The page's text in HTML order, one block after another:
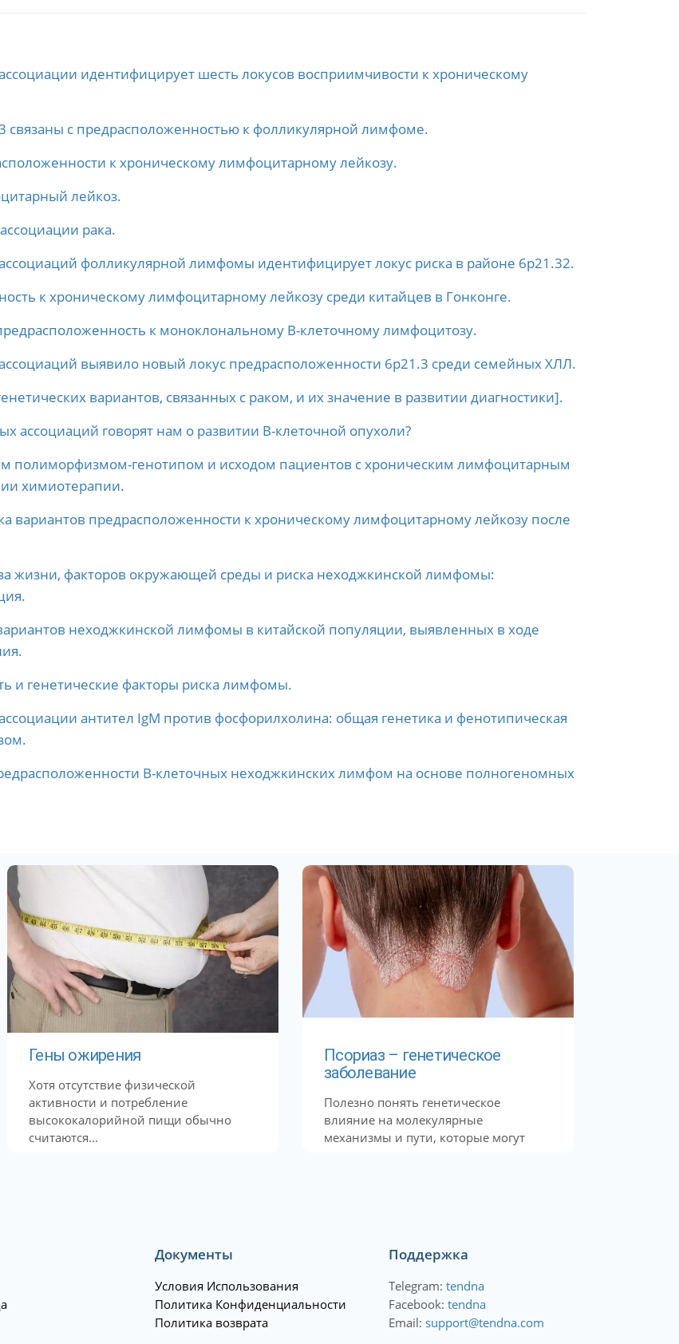
идентифицирует шесть локусов восприимчивости к хроническому
связаны с предрасположенностью к фолликулярной лимфоме.
к хроническому лимфоцитарному лейкозу.
лейкоз.
рака.
фолликулярной лимфомы идентифицирует локус риска в районе 6p21.32.
к хроническому лимфоцитарному лейкозу среди китайцев в Гонконге.
к моноклональному В-клеточному лимфоцитозу.
выявило новый локус предрасположенности 6p21.3 среди семейных ХЛЛ.
вариантов, связанных с раком, и их значение в развитии диагностики].
ассоциаций говорят нам о развитии B-клеточной опухоли?
полиморфизмом-генотипом и исходом пациентов с хроническим лимфоцитарным
химиотерапии.
вариантов предрасположенности к хроническому лимфоцитарному лейкозу после
жизни, факторов окружающей среды и риска неходжкинской лимфомы:
неходжкинской лимфомы в китайской популяции, выявленных в ходе
и генетические факторы риска лимфомы.
антител IgM против фосфорилхолина: общая генетика и фенотипическая
B-клеточных неходжкинских лимфом на основе полногеномных
Гены ожирения
Хотя отсутствие физической
активности и потребление
высококалорийной пищи обычно
считаются...
Псориаз – генетическое
заболевание
Полезно понять генетическое
влияние на молекулярные
механизмы и пути, которые могут
Документы
Условия Использования
Политика Конфиденциальности
Политика возврата
Поддержка
Telegram: tendna
Facebook: tendna
Email: support@tendna.com